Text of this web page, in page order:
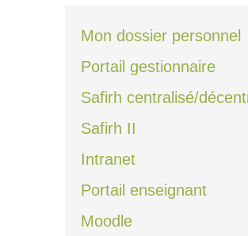
Mon dossier personnel
Portail gestionnaire
Safirh centralisé/
Safirh II
Intranet
Portail enseignant
Moodle